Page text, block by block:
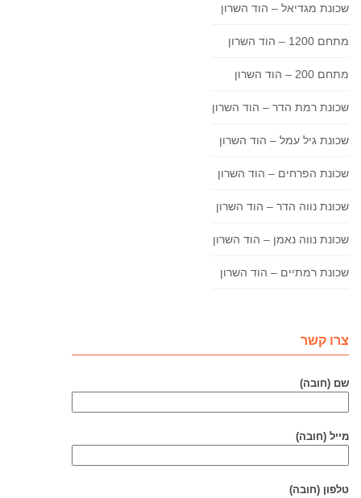
שכונת מגדיאל – הוד השרון
מתחם 1200 – הוד השרון
מתחם 200 – הוד השרון
שכונת רמת הדר – הוד השרון
שכונת גיל עמל – הוד השרון
שכונת הפרחים – הוד השרון
שכונת נווה הדר – הוד השרון
שכונת נווה נאמן – הוד השרון
שכונת רמתיים – הוד השרון
צרו קשר
שם (חובה)
מייל (חובה)
טלפון (חובה)